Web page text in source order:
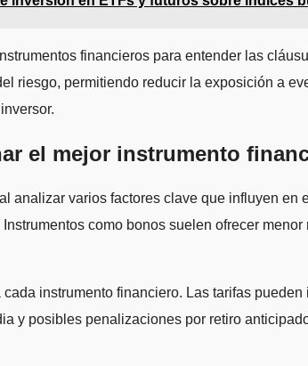
financieros para entender las
riesgo, permitiendo reducir la exposición a
el mejor instrumento
analizar varios factores clave que influyen
como bonos suelen ofrecer
instrumento financiero. Las tarifas
y posibles penalizaciones por retiro